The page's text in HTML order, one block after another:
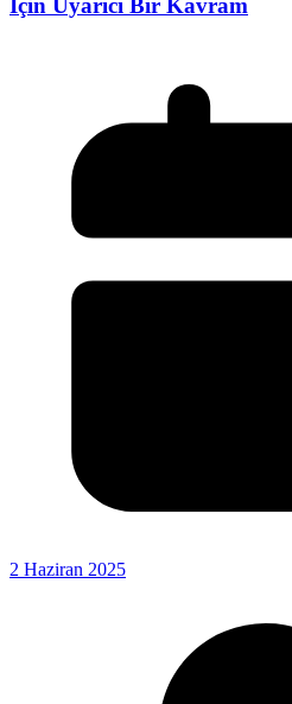
İçin Uyarıcı Bir Kavram
2 Haziran 2025